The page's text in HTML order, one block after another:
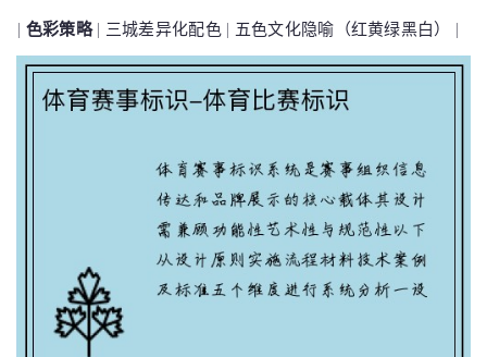
| 色彩策略| 三城差异化配色 | 五色文化隐喻（红黄绿黑白） |